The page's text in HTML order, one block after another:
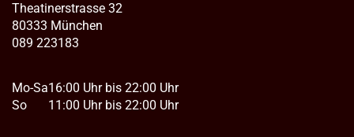
Theatinerstrasse 32
80333 München
089 223183
Mo-Sa
So
16:00 Uhr bis 22:00 Uhr
11:00 Uhr bis 22:00 Uhr